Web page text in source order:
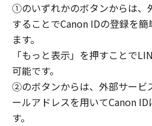
①のいずれかのボタンからは、
することでCanon IDの登録を
ます。
「もっと表示」を押すことで
可能です。
②のボタンからは、外部サービ
ールアドレスを用いてCanon
す。